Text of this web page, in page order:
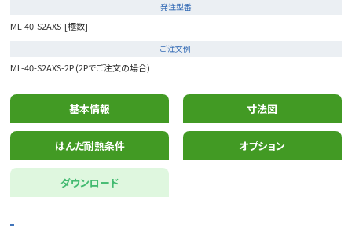
発注型番
ML-40-S2AXS-[極数]
ご注文例
ML-40-S2AXS-2P (2Pでご注文の場合)
基本情報 寸法図
はんだ耐熱条件 オプション
ダウンロード